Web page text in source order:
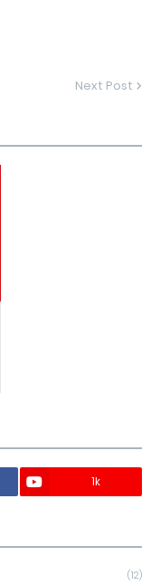
Next Post
1k
(12)